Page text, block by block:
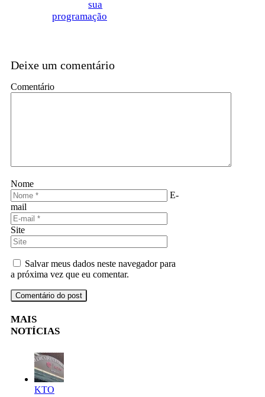
sua
programação
Deixe um comentário
Comentário
Nome
E-
mail
Site
Salvar meus dados neste navegador para
a próxima vez que eu comentar.
MAIS
NOTÍCIAS
KTO